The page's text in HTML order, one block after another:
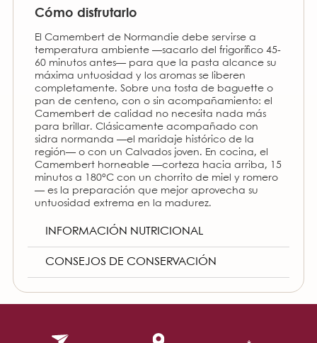
INFORMACIÓN NUTRICIONAL
CONSEJOS DE CONSERVACIÓN
Cómo disfrutarlo
El Camembert de Normandie debe servirse a
temperatura ambiente —sacarlo del frigorífico 45-
60 minutos antes— para que la pasta alcance su
máxima untuosidad y los aromas se liberen
completamente. Sobre una tosta de baguette o
pan de centeno, con o sin acompañamiento: el
Camembert de calidad no necesita nada más
para brillar. Clásicamente acompañado con
sidra normanda —el maridaje histórico de la
región— o con un Calvados joven. En cocina, el
Camembert horneable —corteza hacia arriba, 15
minutos a 180°C con un chorrito de miel y romero
— es la preparación que mejor aprovecha su
untuosidad extrema en la madurez.